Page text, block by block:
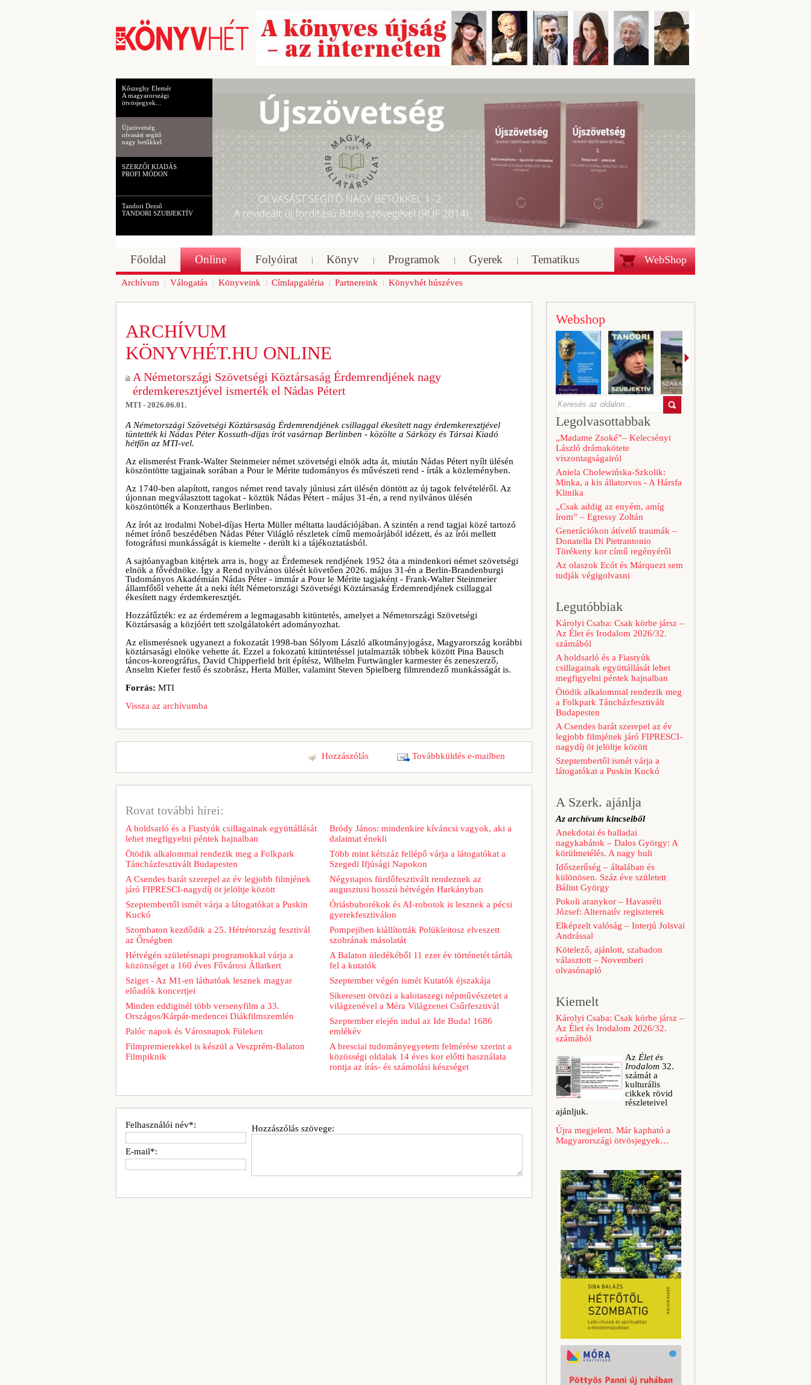
Kőszeghy Elemér
A magyarországi
ötvösjegyek...
Újszövetség
olvasást segítő
nagy betűkkel
SZERZŐI KIADÁS
PROFI MÓDON
Tandori Dezső
TANDORI SZUBJEKTÍV
WebShop
Főoldal Online Folyóirat Könyv Programok Gyerek Tematikus
Archívum Válogatás Könyveink Címlapgaléria Partnereink Könyvhét húszéves
ARCHÍVUM
KÖNYVHÉT.HU ONLINE
A Németországi Szövetségi Köztársaság Érdemrendjének nagy
érdemkeresztjével ismerték el Nádas Pétert
MTI - 2026.06.01.
A Németországi Szövetségi Köztársaság Érdemrendjének csillaggal ékesített nagy érdemkeresztjével
tüntették ki Nádas Péter Kossuth-díjas írót vasárnap Berlinben - közölte a Sárközy és Társai Kiadó
hétfőn az MTI-vel.
Az elismerést Frank-Walter Steinmeier német szövetségi elnök adta át, miután Nádas Pétert nyílt ülésén
köszöntötte tagjainak sorában a Pour le Mérite tudományos és művészeti rend - írták a közleményben.
Az 1740-ben alapított, rangos német rend tavaly júniusi zárt ülésén döntött az új tagok felvételéről. Az
újonnan megválasztott tagokat - köztük Nádas Pétert - május 31-én, a rend nyilvános ülésén
köszöntötték a Konzerthaus Berlinben.
Az írót az irodalmi Nobel-díjas Herta Müller méltatta laudációjában. A szintén a rend tagjai közé tartozó
német írónő beszédében Nádas Péter Világló részletek című memoárjából idézett, és az írói mellett
fotográfusi munkásságát is kiemelte - derült ki a tájékoztatásból.
A sajtóanyagban kitértek arra is, hogy az Érdemesek rendjének 1952 óta a mindenkori német szövetségi
elnök a fővédnöke. Így a Rend nyilvános ülését követően 2026. május 31-én a Berlin-Brandenburgi
Tudományos Akadémián Nádas Péter - immár a Pour le Mérite tagjaként - Frank-Walter Steinmeier
államfőtől vehette át a neki ítélt Németországi Szövetségi Köztársaság Érdemrendjének csillaggal
ékesített nagy érdemkeresztjét.
Hozzáfűzték: ez az érdemérem a legmagasabb kitüntetés, amelyet a Németországi Szövetségi
Köztársaság a közjóért tett szolgálatokért adományozhat.
Az elismerésnek ugyanezt a fokozatát 1998-ban Sólyom László alkotmányjogász, Magyarország korábbi
köztársasági elnöke vehette át. Ezzel a fokozatú kitüntetéssel jutalmazták többek között Pina Bausch
táncos-koreográfus, David Chipperfield brit építész, Wilhelm Furtwängler karmester és zeneszerző,
Anselm Kiefer festő és szobrász, Herta Müller, valamint Steven Spielberg filmrendező munkásságát is.
Forrás: MTI
Vissza az archívumba
Továbbküldés e-mailben
Hozzászólás
Rovat további hírei:
A holdsarló és a Fiastyúk csillagainak együttállását
lehet megfigyelni péntek hajnalban
Ötödik alkalommal rendezik meg a Folkpark
Táncházfesztivált Budapesten
A Csendes barát szerepel az év legjobb filmjének
járó FIPRESCI-nagydíj öt jelöltje között
Szeptembertől ismét várja a látogatókat a Puskin
Kuckó
Szombaton kezdődik a 25. Hétrétország fesztivál
az Őrségben
Hétvégén születésnapi programokkal várja a
közönséget a 160 éves Fővárosi Állatkert
Sziget - Az M1-en láthatóak lesznek magyar
előadók koncertjei
Minden eddiginél több versenyfilm a 33.
Országos/Kárpát-medencei Diákfilmszemlén
Palóc napok és Városnapok Füleken
Filmpremierekkel is készül a Veszprém-Balaton
Filmpiknik
Bródy János: mindenkire kíváncsi vagyok, aki a
dalaimat énekli
Több mint kétszáz fellépő várja a látogatókat a
Szegedi Ifjúsági Napokon
Négynapos fürdőfesztivált rendeznek az
augusztusi hosszú hétvégén Harkányban
Óriásbuborékok és AI-robotok is lesznek a pécsi
gyerekfesztiválon
Pompejiben kiállították Polükleitosz elveszett
szobrának másolatát
A Balaton üledékéből 11 ezer év történetét tárták
fel a kutatók
Szeptember végén ismét Kutatók éjszakája
Sikeresen ötvözi a kalotaszegi népművészetet a
világzenével a Méra Világzenei Csűrfesztivál
Szeptember elején indul az Ide Buda! 1686
emlékév
A bresciai tudományegyetem felmérése szerint a
közösségi oldalak 14 éves kor előtti használata
rontja az írás- és számolási készséget
Hozzászólás szövege:
Felhasználói név*:
E-mail*:
Webshop
Legolvasottabbak
„Madame Zsoké”– Kelecsényi
László drámakötete
viszontagságairól
Aniela Cholewińska-Szkolik:
Minka, a kis állatorvos - A Hársfa
Klinika
„Csak addig az enyém, amíg
írom” – Egressy Zoltán
Generációkon átívelő traumák –
Donatella Di Pietrantonio
Törékeny kor című regényéről
Az olaszok Ecót és Márquezt sem
tudják végigolvasni
Legutóbbiak
Károlyi Csaba: Csak körbe jársz –
Az Élet és Irodalom 2026/32.
számából
A holdsarló és a Fiastyúk
csillagainak együttállását lehet
megfigyelni péntek hajnalban
Ötödik alkalommal rendezik meg
a Folkpark Táncházfesztivált
Budapesten
A Csendes barát szerepel az év
legjobb filmjének járó FIPRESCI-
nagydíj öt jelöltje között
Szeptembertől ismét várja a
látogatókat a Puskin Kuckó
A Szerk. ajánlja
Az archívum kincseiből
Anekdotai és balladai
nagykabátok – Dalos György: A
körülmetélés. A nagy buli
Időszerűség – általában és
különösen. Száz éve született
Bálint György
Pokoli aranykor – Havasréti
József: Alternatív regiszterek
Elképzelt valóság – Interjú Jolsvai
Andrással
Kötelező, ajánlott, szabadon
választott – Novemberi
olvasónapló
Kiemelt
Károlyi Csaba: Csak körbe jársz –
Az Élet és Irodalom 2026/32.
számából
Az Élet és
Irodalom 32.
számát a
kulturális
cikkek rövid
részleteivel
ajánljuk.
Újra megjelent. Már kapható a
Magyarországi ötvösjegyek…